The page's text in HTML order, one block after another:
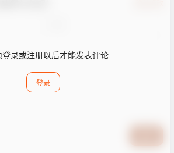
登录或注册以后才能发表评论
登录